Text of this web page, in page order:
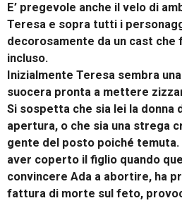
E’ pregevole anche il velo di
Teresa e sopra tutti i
decorosamente da un cast che
incluso.
Inizialmente Teresa sembra
suocera pronta a mettere
Si sospetta che sia lei la
apertura, o che sia una strega
gente del posto poiché temuta.
aver coperto il figlio quando
convincere Ada a abortire, ha
fattura di morte sul feto,